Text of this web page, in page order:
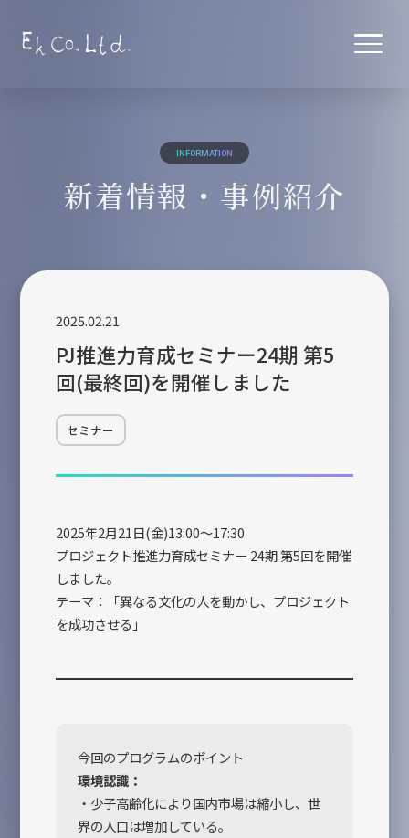
サービス
コンサルティング
セミナー
ABOUT
CONTACT
INFORMATION
新着情報・事例紹介
2025.02.21
PJ推進力育成セミナー24期 第5
回(最終回)を開催しました
セミナー
2025年2月21日(金)13:00～17:30
プロジェクト推進力育成セミナー 24期 第5回を開催
しました。
テーマ：「異なる文化の人を動かし、プロジェクト
を成功させる」
今回のプログラムのポイント
環境認識：
・少子高齢化により国内市場は縮小し、世
界の人口は増加している。